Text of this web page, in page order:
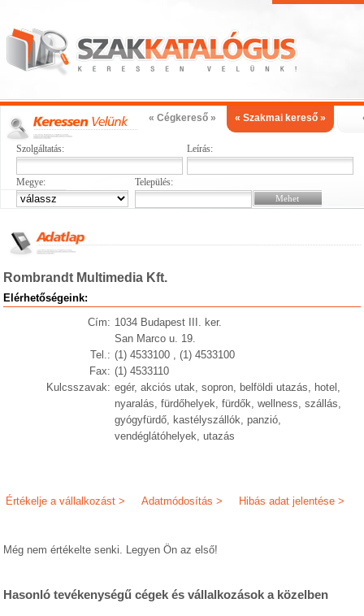
« Cégkereső » « Szakmai kereső »
Szolgáltatás: Leírás:
Megye: Település:
Rombrandt Multimedia Kft.
Elérhetőségeink:
Cím: 1034 Budapest III. ker.
San Marco u. 19.
Tel.: (1) 4533100 , (1) 4533100
Fax: (1) 4533110
Kulcsszavak: egér, akciós utak, sopron, belföldi utazás, hotel,
nyaralás, fürdőhelyek, fürdők, wellness, szállás,
gyógyfürdő, kastélyszállók, panzió,
vendéglátóhelyek, utazás
Hibás adat jelentése >
Adatmódosítás >
Értékelje a vállalkozást >
Még nem értékelte senki. Legyen Ön az első!
Hasonló tevékenységű cégek és vállalkozások a közelben